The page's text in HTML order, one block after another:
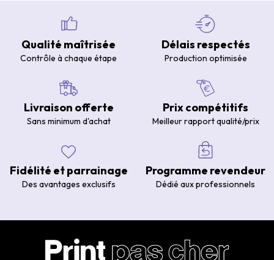
Qualité maîtrisée
Contrôle à chaque étape
Délais respectés
Production optimisée
Livraison offerte
Sans minimum d'achat
Prix compétitifs
Meilleur rapport qualité/prix
Fidélité et parrainage
Des avantages exclusifs
Programme revendeur
Dédié aux professionnels